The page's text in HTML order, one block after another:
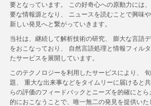
要となっています。 この好奇心への原動力には
要な情報源となり、 ニュースを読むことで興味や
新しい発見へと繋がっていきます。
当社は、継続して解析技術の研究、 膨大な言語
をおこなっており、 自然言語処理と情報フィル
たサービスを展開しています。
このテクノロジーを利用したサービスにより、
題、 重大な出来事などをタイムリーに届けると
らの評価のフィードバックとニーズを的確にと
的におこなうことで、唯一無二の発見を提供いた